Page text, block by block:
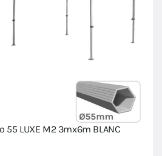
LUXE M2 3mx6m BLANC